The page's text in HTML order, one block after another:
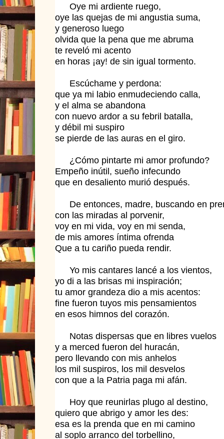
Oye mi ardiente ruego,
oye las quejas de mi angustia suma,
y generoso luego
olvida que la pena que me abruma
te reveló mi acento
en horas ¡ay! de sin igual tormento.
Escúchame y perdona:
que ya mi labio enmudeciendo calla,
y el alma se abandona
con nuevo ardor a su febril batalla,
y débil mi suspiro
se pierde de las auras en el giro.
¿Cómo pintarte mi amor profundo?
Empeño inútil, sueño infecundo
que en desaliento murió después.
De entonces, madre, buscando en
con las miradas al porvenir,
voy en mi vida, voy en mi senda,
de mis amores íntima ofrenda
Que a tu cariño pueda rendir.
Yo mis cantares lancé a los vientos,
yo di a las brisas mi inspiración;
tu amor grandeza dio a mis acentos:
fine fueron tuyos mis pensamientos
en esos himnos del corazón.
Notas dispersas que en libres vuelos
y a merced fueron del huracán,
pero llevando con mis anhelos
los mil suspiros, los mil desvelos
con que a la Patria paga mi afán.
Hoy que reunirlas plugo al destino,
quiero que abrigo y amor les des:
esa es la prenda que en mi camino
al soplo arranco del torbellino,